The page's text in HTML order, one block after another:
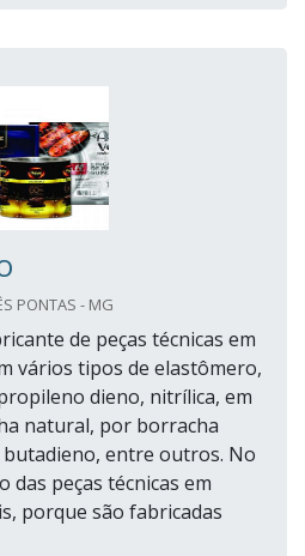
PONTAS - MG
de peças técnicas em
vários tipos de elastômero,
dieno, nitrílica, em
natural, por borracha
entre outros. No
das peças técnicas em
porque são fabricadas